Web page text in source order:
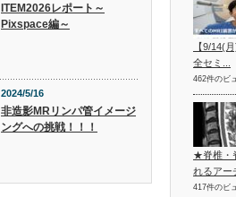
ITEM2026レポート～
Pixspace編～
2024/5/16
非造影MRリンパ管イメージ
ングへの挑戦！！！
【9/14(
全セミ...
462件のビ
★脊椎・
れるアー
417件のビ